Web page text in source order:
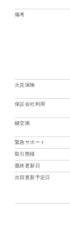
備考
火災保険
保証会社利用
鍵交換
緊急サポート
取引態様
最終更新日
次回更新予定日